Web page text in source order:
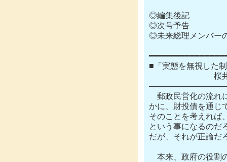
◎編集後記
◎次号予告
◎未来総理メンバー
■「実態を無視した
桜井 充（さく
郵政民営化の流れ
かに、財投債を通じ
そのことを考えれば
という事になるのだ
だが、それが正論だ
本来、政府の役割